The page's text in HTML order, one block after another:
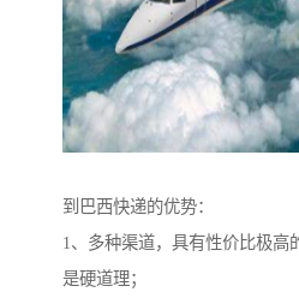
到巴西快递的优势：
1、多种渠道，具有性价比极高
是硬道理；